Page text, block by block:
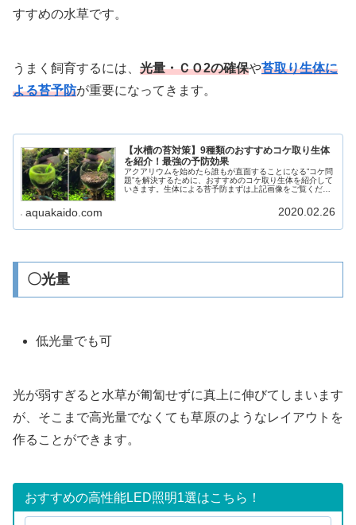
すすめの水草です。
うまく飼育するには、 光量・ＣＯ2の確保や苔取り生体に
よる苔予防が重要になってきます。
【水槽の苔対策】9種類のおすすめコケ取り生体
を紹介！最強の予防効果
アクアリウムを始めたら誰もが直面することになる”コケ問
題”を解決するために、おすすめのコケ取り生体を紹介して
いきます。生体による苔予防まずは上記画像をご覧くださ
aquakaido.com 2020.02.26
〇光量
低光量でも可
光が弱すぎると水草が匍匐せずに真上に伸びてしまいます
が、そこまで高光量でなくても草原のようなレイアウトを
作ることができます。
おすすめの高性能LED照明1選はこちら！